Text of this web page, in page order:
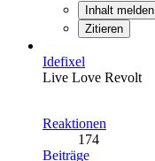
Inhalt melden
Zitieren
Idefixel
Live Love Revolt
Reaktionen
174
Beiträge